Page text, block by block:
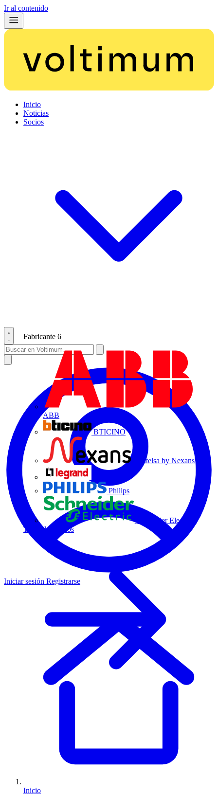
Ir al contenido
Inicio
Noticias
Socios
Fabricante 6
ABB
BTICINO
Centelsa by Nexans
Philips
Schneider Electric
Todos los socios
Iniciar sesión Registrarse
Inicio